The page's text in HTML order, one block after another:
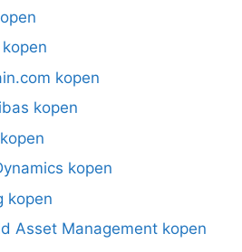
kopen
kopen
kopen
kopen
Asset Management kopen